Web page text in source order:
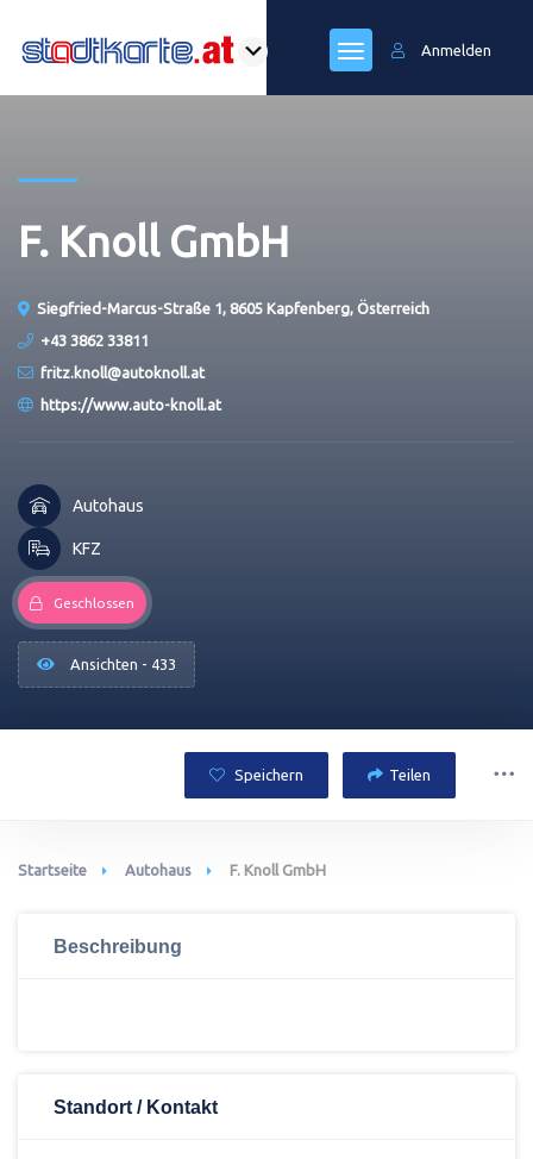
Anmelden
F. Knoll GmbH
Siegfried-Marcus-Straße 1, 8605 Kapfenberg, Österreich
+43 3862 33811
fritz.knoll@autoknoll.at
https://www.auto-knoll.at
Autohaus
KFZ
Geschlossen
Ansichten - 433
Speichern Teilen
Startseite Autohaus F. Knoll GmbH
Beschreibung
Standort / Kontakt